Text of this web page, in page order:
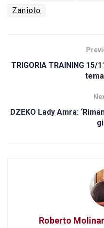
Zaniolo
TRIGORIA TRAINING
DZEKO Lady Amra:
Roberto